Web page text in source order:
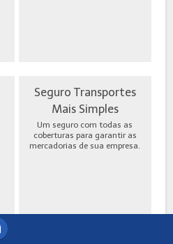
Seguro Transportes
Mais Simples
Um seguro com todas as
coberturas para garantir as
mercadorias de sua empresa.